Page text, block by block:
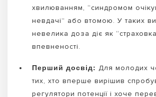
хвилюванням, “синдромом
невдачі” або втомою. У таких
невелика доза діє як
впевненості.
Перший досвід: Для молодих
тих, хто вперше вирішив
регулятори потенції і хоче